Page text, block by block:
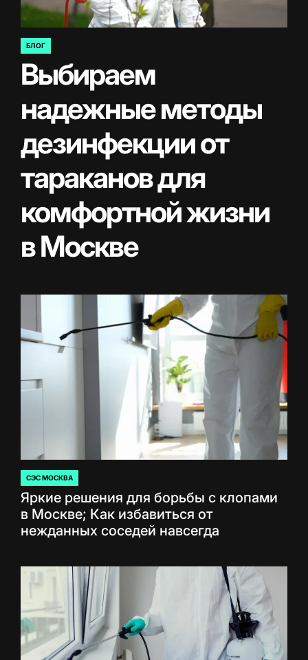
ОПУБЛИКОВАНО
В
БЛОГ
Выбираем
надежные методы
дезинфекции от
тараканов для
комфортной жизни
в Москве
ОПУБЛИКОВАНО
В
СЭС МОСКВА
Яркие решения для борьбы с клопами
в Москве; Как избавиться от
нежданных соседей навсегда